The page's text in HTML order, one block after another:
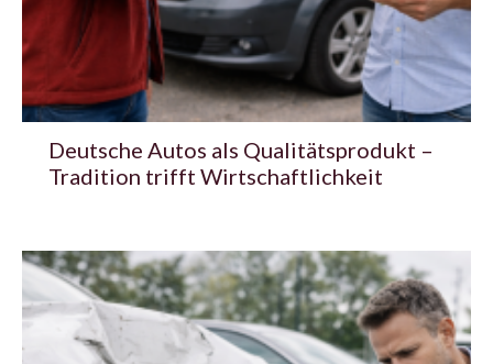
Deutsche Autos als Qualitätsprodukt –
Tradition trifft Wirtschaftlichkeit